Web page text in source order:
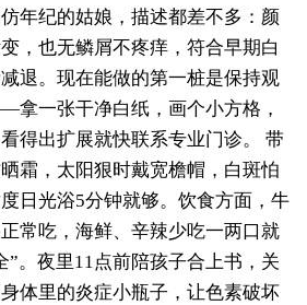
年纪的姑娘，描述都差不多：颜
，也无鳞屑不疼痒，符合早期白
退。现在能做的第一桩是保持观
一张干净白纸，画个小方格，
得出扩展就快联系专业门诊。
带
霜，太阳狠时戴宽檐帽，白斑怕
日光浴5分钟就够。饮食方面，牛
常吃，海鲜、辛辣少吃一两口就
”。夜里11点前陪孩子合上书，关
体里的炎症小瓶子，让色素破坏